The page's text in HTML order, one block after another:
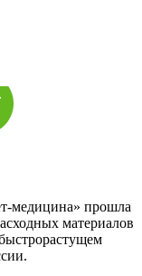
медицина» прошла
материалов